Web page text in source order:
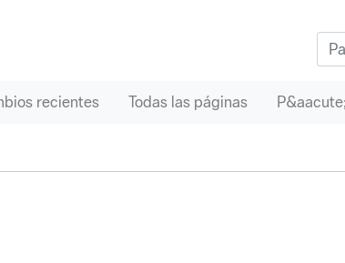
recientes Todas las páginas